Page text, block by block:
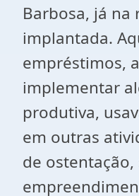
Barbosa, já na
implantada.
empréstimos,
implementar
produtiva,
em outras
de